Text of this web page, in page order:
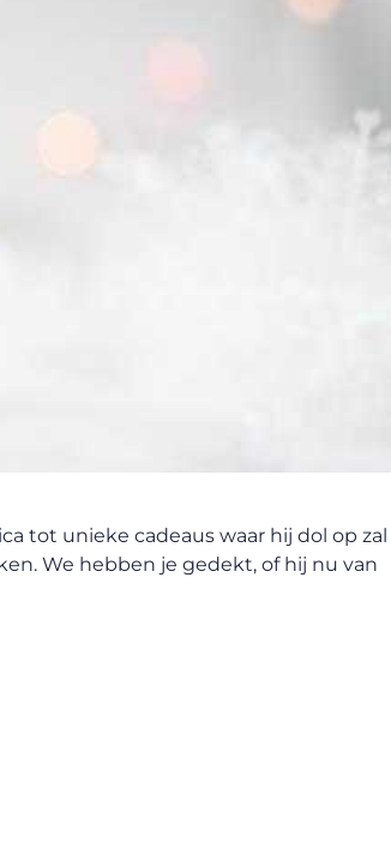
tot unieke cadeaus waar hij dol op zal
We hebben je gedekt, of hij nu van